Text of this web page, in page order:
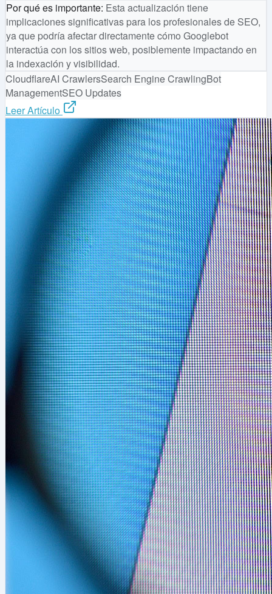
Por qué es importante: Esta actualización tiene
implicaciones significativas para los profesionales de SEO,
ya que podría afectar directamente cómo Googlebot
interactúa con los sitios web, posiblemente impactando en
la indexación y visibilidad.
CloudflareAI CrawlersSearch Engine CrawlingBot
ManagementSEO Updates
Leer Artículo